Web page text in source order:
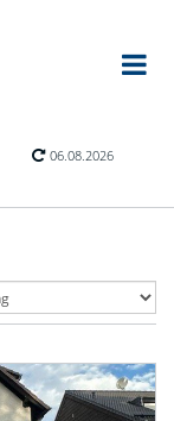
06.08.2026